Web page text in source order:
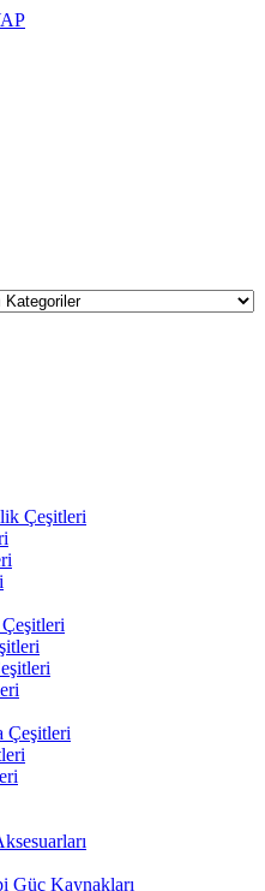
Çeşitleri
Çeşitleri
Güç Kaynakları